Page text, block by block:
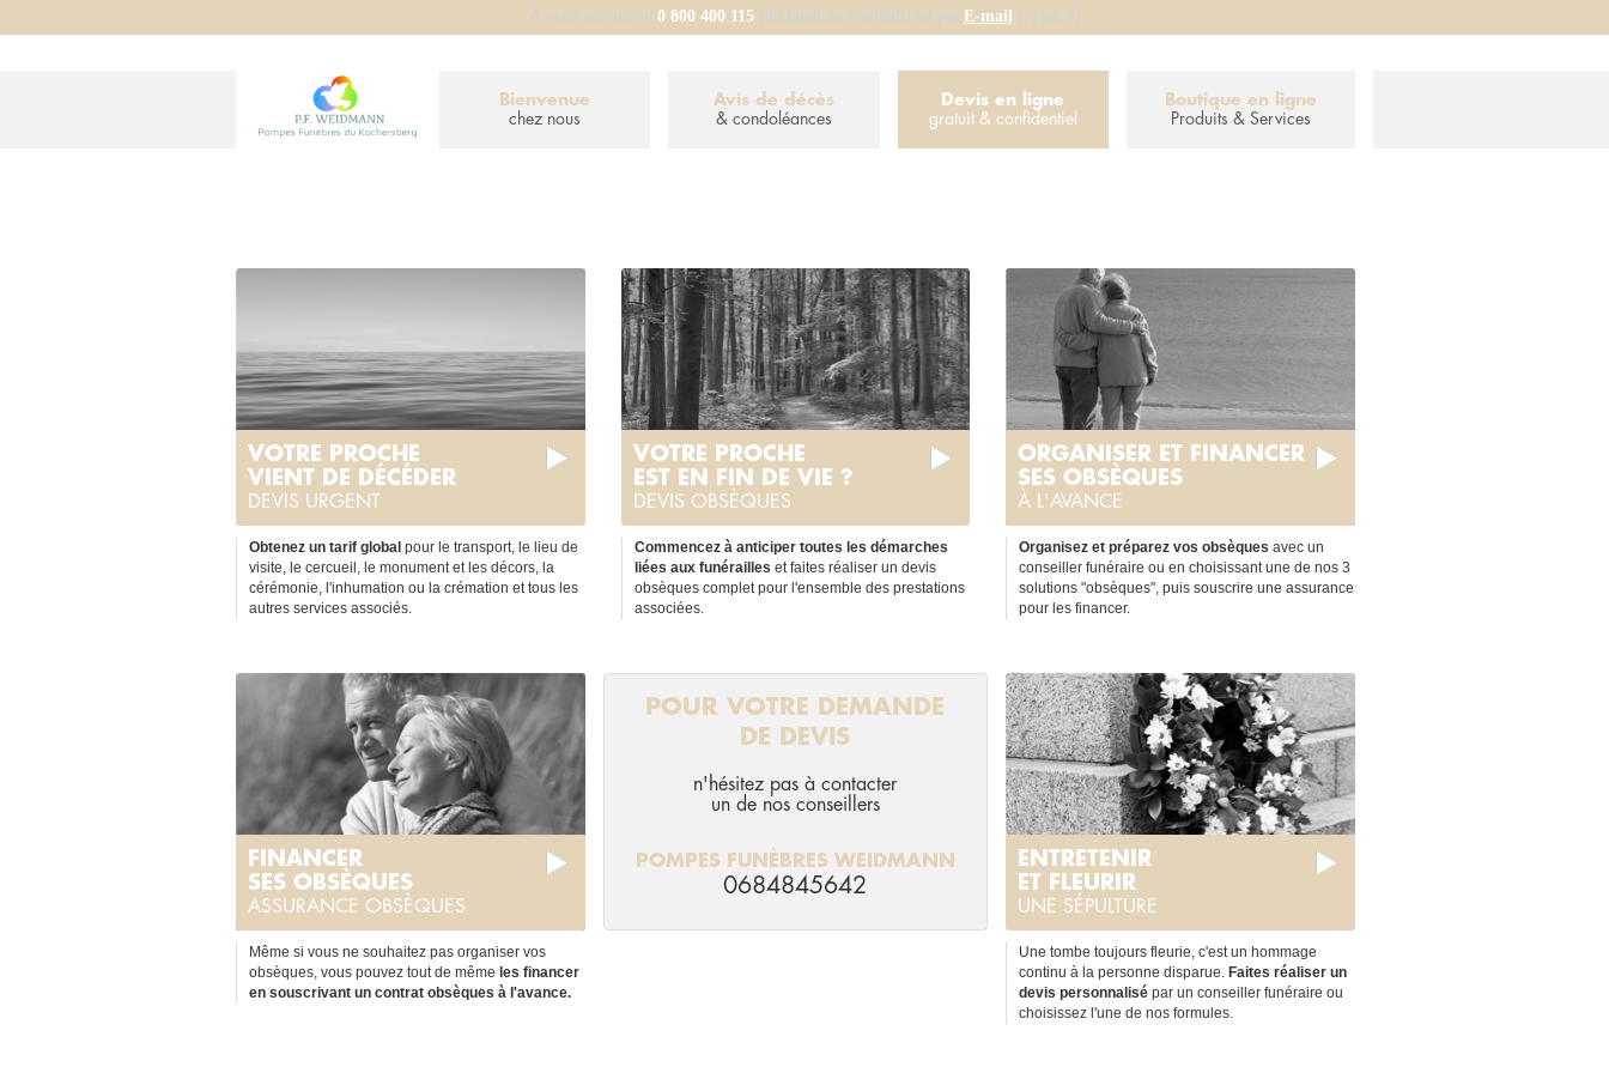
À votre service au 0 800 400 115(du lundi au vendredi) ou par E-mail(7j sur 7)
Bienvenue
chez nous
Avis de décès
& condoléances
Devis en ligne
gratuit & confidentiel
Boutique en ligne
Produits & Services
VOTRE PROCHE
VIENT DE DÉCÉDER
DEVIS URGENT
Obtenez un tarif global pour le transport, le lieu de
visite, le cercueil, le monument et les décors, la
cérémonie, l'inhumation ou la crémation et tous les
autres services associés.
VOTRE PROCHE
EST EN FIN DE VIE ?
DEVIS OBSÈQUES
Commencez à anticiper toutes les démarches
liées aux funérailles et faites réaliser un devis
obsèques complet pour l'ensemble des prestations
associées.
ORGANISER ET FINANCER
SES OBSÈQUES
À L'AVANCE
Organisez et préparez vos obsèques avec un
conseiller funéraire ou en choisissant une de nos 3
solutions "obsèques", puis souscrire une assurance
pour les financer.
FINANCER
SES OBSÈQUES
ASSURANCE OBSÈQUES
Même si vous ne souhaitez pas organiser vos
obsèques, vous pouvez tout de même les financer
en souscrivant un contrat obsèques à l'avance.
POUR VOTRE DEMANDE
DE DEVIS
n'hésitez pas à contacter
un de nos conseillers
POMPES FUNÈBRES WEIDMANN
0684845642
ENTRETENIR
ET FLEURIR
UNE SÉPULTURE
Une tombe toujours fleurie, c'est un hommage
continu à la personne disparue. Faites réaliser un
devis personnalisé par un conseiller funéraire ou
choisissez l'une de nos formules.